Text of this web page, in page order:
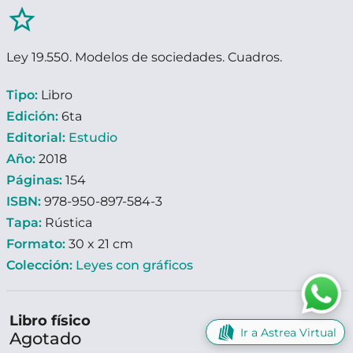
star_border
Ley 19.550. Modelos de sociedades. Cuadros.
Tipo: Libro
Edición: 6ta
Editorial: Estudio
Año: 2018
Páginas: 154
ISBN: 978-950-897-584-3
Tapa: Rústica
Formato: 30 x 21 cm
Colección: Leyes con gráficos
Libro físico
Agotado Ir a Astrea Virtual